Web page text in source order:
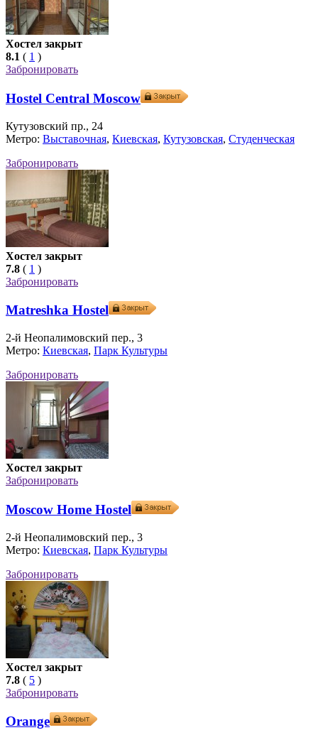
Хостел закрыт
8.1 ( 1 )
Забронировать
Hostel Central Moscow
Кутузовский пр., 24
Метро: Выставочная, Киевская, Кутузовская, Студенческая
Забронировать
Хостел закрыт
7.8 ( 1 )
Забронировать
Matreshka Hostel
2-й Неопалимовский пер., 3
Метро: Киевская, Парк Культуры
Забронировать
Хостел закрыт
Забронировать
Moscow Home Hostel
2-й Неопалимовский пер., 3
Метро: Киевская, Парк Культуры
Забронировать
Хостел закрыт
7.8 ( 5 )
Забронировать
Orange